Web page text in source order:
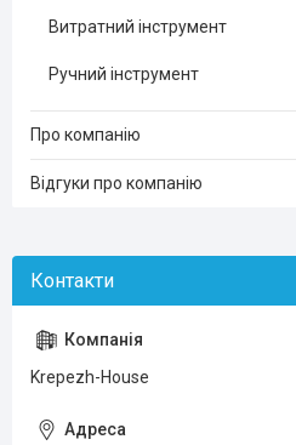
Витратний інструмент
Ручний інструмент
Про компанію
Відгуки про компанію
Krepezh-House